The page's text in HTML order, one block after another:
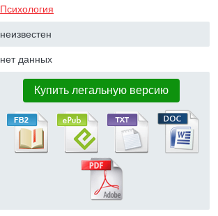
Психология
неизвестен
нет данных
Купить легальную версию